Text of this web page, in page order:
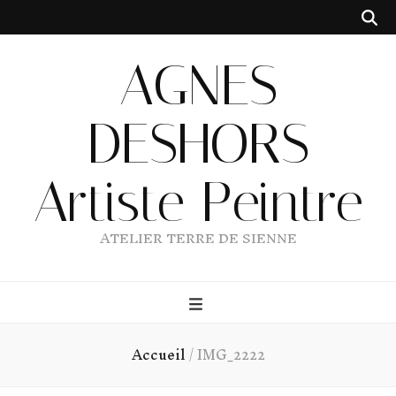
AGNES
DESHORS
Artiste Peintre
ATELIER TERRE DE SIENNE
Accueil/IMG_2222